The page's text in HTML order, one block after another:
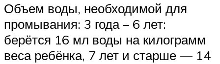
Объем воды, необходимой для
промывания: 3 года – 6 лет:
берётся 16 мл воды на килограмм
веса ребёнка, 7 лет и старше — 14